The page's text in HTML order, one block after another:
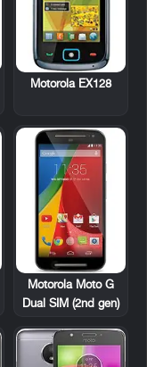
Motorola EX128
Motorola Moto G
Dual SIM (2nd gen)